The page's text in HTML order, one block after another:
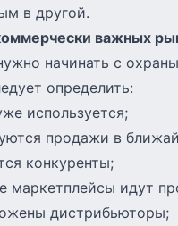
в другой.
важных
начинать с
определить:
используется;
продажи в
конкуренты;
маркетплейсы идут
дистрибьюторы;